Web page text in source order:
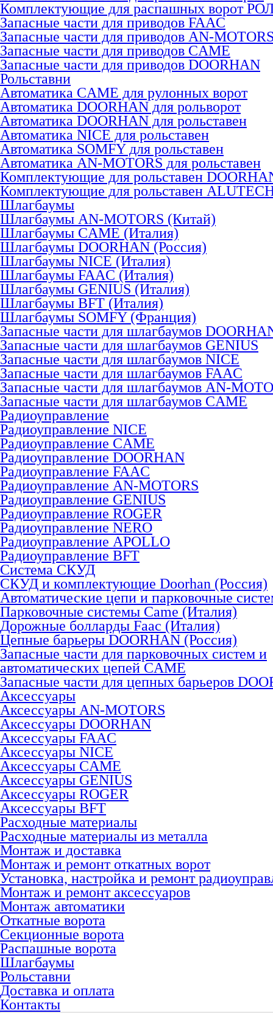
Комплектующие для распашных ворот
Запасные части для приводов FAAC
Запасные части для приводов AN-
Запасные части для приводов CAME
Запасные части для приводов DOORHAN
Рольставни
Автоматика CAME для рулонных ворот
Автоматика DOORHAN для рольворот
Автоматика DOORHAN для рольставен
Автоматика NICE для рольставен
Автоматика SOMFY для рольставен
Автоматика AN-MOTORS для рольставен
Комплектующие для рольставен
Комплектующие для рольставен
Шлагбаумы
Шлагбаумы AN-MOTORS (Китай)
Шлагбаумы CAME (Италия)
Шлагбаумы DOORHAN (Россия)
Шлагбаумы NICE (Италия)
Шлагбаумы FAAC (Италия)
Шлагбаумы GENIUS (Италия)
Шлагбаумы BFT (Италия)
Шлагбаумы SOMFY (Франция)
Запасные части для шлагбаумов
Запасные части для шлагбаумов GENIUS
Запасные части для шлагбаумов NICE
Запасные части для шлагбаумов FAAC
Запасные части для шлагбаумов AN-
Запасные части для шлагбаумов CAME
Радиоуправление
Радиоуправление NICE
Радиоуправление CAME
Радиоуправление DOORHAN
Радиоуправление FAAC
Радиоуправление AN-MOTORS
Радиоуправление GENIUS
Радиоуправление ROGER
Радиоуправление NERO
Радиоуправление APOLLO
Радиоуправление BFT
Система СКУД
СКУД и комплектующие Doorhan (Россия)
Автоматические цепи и парковочные
Парковочные системы Came (Италия)
Дорожные болларды Faac (Италия)
Цепные барьеры DOORHAN (Россия)
Запасные части для парковочных систем и
автоматических цепей CAME
Запасные части для цепных барьеров
Аксессуары
Аксессуары AN-MOTORS
Аксесcуары DOORHAN
Аксесcуары FAAC
Аксесcуары NICE
Аксессуары CAME
Аксессуары GENIUS
Аксессуары ROGER
Аксесcуары BFT
Расходные материалы
Расходные материалы из металла
Монтаж и доставка
Монтаж и ремонт откатных ворот
Установка, настройка и ремонт
Монтаж и ремонт аксессуаров
Монтаж автоматики
Откатные ворота
Секционные ворота
Распашные ворота
Шлагбаумы
Рольставни
Доставка и оплата
Контакты